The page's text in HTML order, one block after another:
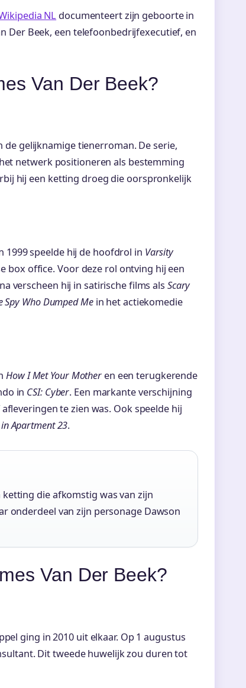
NL documenteert zijn geboorte in
Der Beek, een telefoonbedrijfexecutief, en
Van Der Beek?
de gelijknamige tienerroman. De serie,
netwerk positioneren als bestemming
hij een ketting droeg die oorspronkelijk
1999 speelde hij de hoofdrol in Varsity
box office. Voor deze rol ontving hij een
verscheen hij in satirische films als Scary
Spy Who Dumped Mein het actiekomedie
How I Met Your Mother en een terugkerende
in CSI: Cyber. Een markante verschijning
te zien was. Ook speelde hij
Apartment 23.
ketting die afkomstig was van zijn
onderdeel van zijn personage Dawson
Van Der Beek?
ging in 2010 uit elkaar. Op 1 augustus
Dit tweede huwelijk zou duren tot